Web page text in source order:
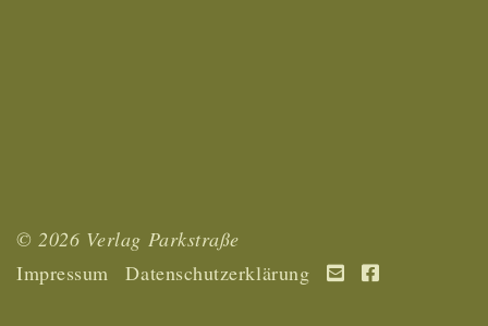
© 2026 Verlag Parkstraße
Impressum
Datenschutzerklärung